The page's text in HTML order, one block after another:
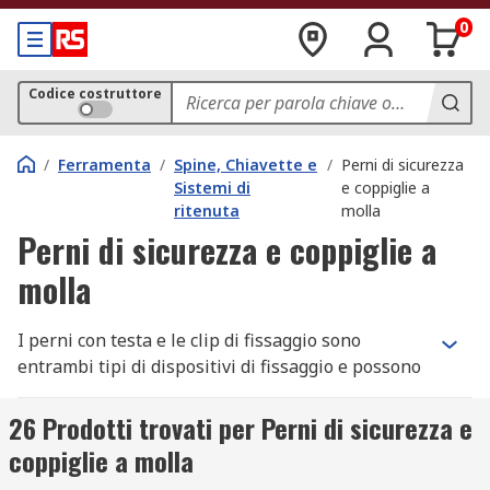
0
Codice costruttore
/ Ferramenta / Spine, Chiavette e
Sistemi di
ritenuta
/ Perni di sicurezza
e coppiglie a
molla
Perni di sicurezza e coppiglie a
molla
I perni con testa e le clip di fissaggio sono
entrambi tipi di dispositivi di fissaggio e possono
molto popolari poiché sono forti, durevoli e
forniscono una soluzione di fissaggio
conveniente e sono disponibili in diversi
26 Prodotti trovati per Perni di sicurezza e
coppiglie a molla